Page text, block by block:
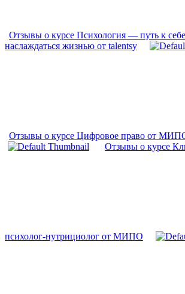
Отзывы о курсе Психология — путь к
наслаждаться жизнью от talentsy
Отзывы о курсе Цифровое право от
Отзывы о курсе
психолог-нутрициолог от МИПО